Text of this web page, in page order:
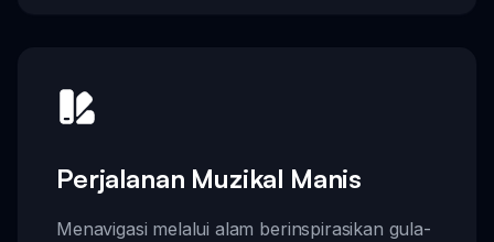
Perjalanan Muzikal Manis
Menavigasi melalui alam berinspirasikan gula-